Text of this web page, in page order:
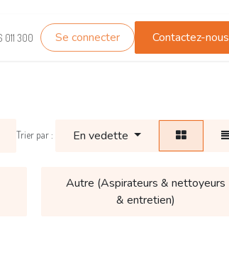
TEST_WHATSAPP Contactez-nous
011 300 Se connecter Contactez-nous
Trier par : En vedette
Autre (Aspirateurs & nettoyeurs
& entretien)